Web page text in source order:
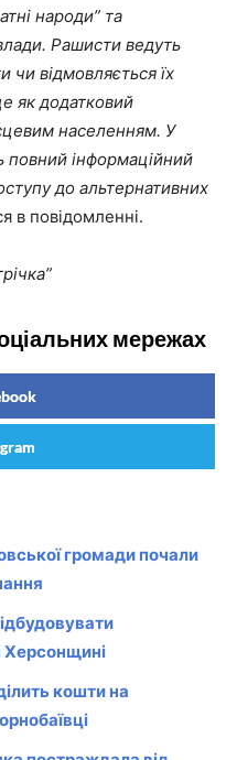
народи” та
влади. Рашисти ведуть
чи відмовляється їх
як додатковий
населенням. У
повний інформаційний
до альтернативних
в повідомленні.
мережах
громади почали
Херсонщині
кошти на